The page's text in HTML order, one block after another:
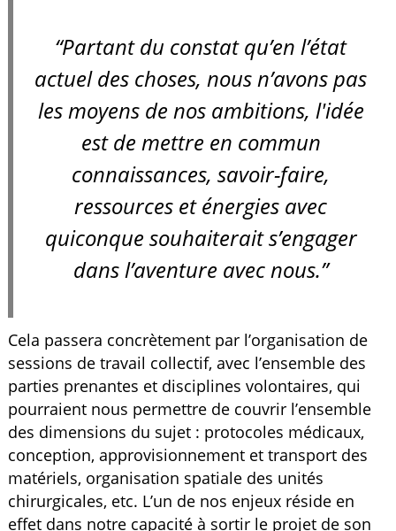
“Partant du constat qu’en l’état
actuel des choses, nous n’avons pas
les moyens de nos ambitions, l'idée
est de mettre en commun
connaissances, savoir-faire,
ressources et énergies avec
quiconque souhaiterait s’engager
dans l’aventure avec nous.”
Cela passera concrètement par l’organisation de
sessions de travail collectif, avec l’ensemble des
parties prenantes et disciplines volontaires, qui
pourraient nous permettre de couvrir l’ensemble
des dimensions du sujet : protocoles médicaux,
conception, approvisionnement et transport des
matériels, organisation spatiale des unités
chirurgicales, etc. L’un de nos enjeux réside en
effet dans notre capacité à sortir le projet de son